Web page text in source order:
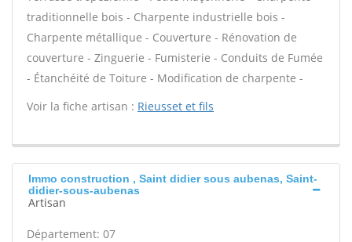
traditionnelle bois - Charpente industrielle bois -
Charpente métallique - Couverture - Rénovation de
couverture - Zinguerie - Fumisterie - Conduits de Fumée
- Étanchéité de Toiture - Modification de charpente -
Voir la fiche artisan : Rieusset et fils
Immo construction , Saint didier sous aubenas, Saint-
didier-sous-aubenas
Artisan
Département: 07